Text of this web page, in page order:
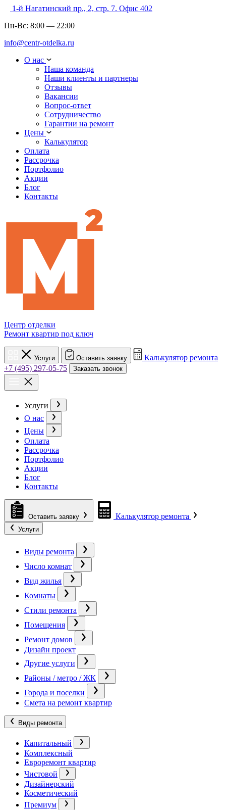
1-й Нагатинский пр., 2, стр. 7. Офис 402
Пн-Вс: 8:00 — 22:00
info@centr-otdelka.ru
О нас
Наша команда
Наши клиенты и партнеры
Отзывы
Вакансии
Вопрос-ответ
Сотрудничество
Гарантии на ремонт
Цены
Калькулятор
Оплата
Рассрочка
Портфолио
Акции
Блог
Контакты
Центр отделки
Ремонт квартир под ключ
Услуги Оставить заявку
Калькулятор ремонта
+7 (495) 297-05-75
Заказать звонок
Услуги
О нас
Цены
Оплата
Рассрочка
Портфолио
Акции
Блог
Контакты
Оставить заявку Калькулятор ремонта
Услуги
Виды ремонта
Число комнат
Вид жилья
Комнаты
Стили ремонта
Помещения
Ремонт домов
Дизайн проект
Другие услуги
Районы / метро / ЖК
Города и поселки
Смета на ремонт квартир
Виды ремонта
Капитальный
Комплексный
Евроремонт квартир
Чистовой
Дизайнерский
Косметический
Премиум